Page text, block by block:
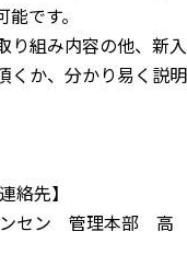
です。
り組み内容の他、新入
くか、分かり易く説明
理本部 高